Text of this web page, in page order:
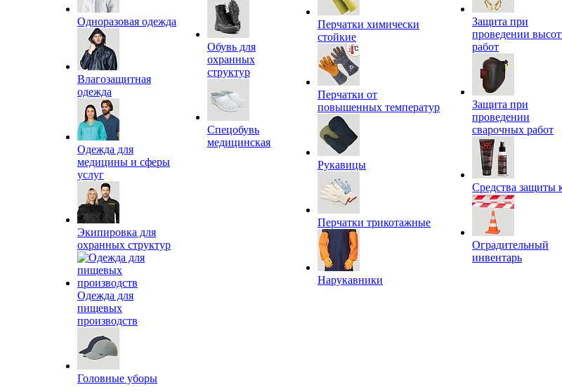
Одноразовая одежда
Влагозащитная
одежда
Одежда для
медицины и сферы
услуг
Экипировка для
охранных структур
Одежда для
пищевых
производств
Головные уборы
Обувь для
охранных
структур
Спецобувь
медицинская
Перчатки химически
стойкие
Перчатки от
повышенных температур
Рукавицы
Перчатки трикотажные
Нарукавники
Защита при
проведении
работ
Защита при
проведении
сварочных работ
Средства защиты
Оградительный
инвентарь